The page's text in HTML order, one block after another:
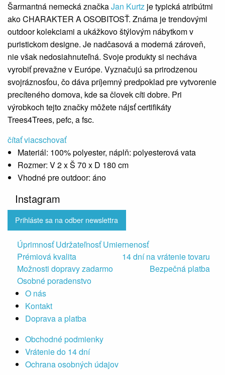
Šarmantná nemecká značkaJan Kurtz je typická atribútmi
ako CHARAKTER A OSOBITOSŤ. Známa je trendovými
outdoor kolekciami a ukážkovo štýlovým nábytkom v
puristickom designe. Je nadčasová a moderná zároveň,
nie však nedosiahnuteľná. Svoje produkty si necháva
vyrobiť prevažne v Európe. Vyznačujú sa prirodzenou
svojráznosťou, čo dáva príjemný predpoklad pre vytvorenie
precíteného domova, kde sa človek cíti dobre. Pri
výrobkoch tejto značky môžete nájsť certifikáty
Trees4Trees, pefc, a fsc.
čítať viacschovať
Materiál: 100% polyester, náplň: polyesterová vata
Rozmer: V 2 x Š 70 x D 180 cm
Vhodné pre outdoor: áno
Instagram
Prihláste sa na odber newslettra
Úprimnosť Udržateľnosť Umiernenosť
Prémiová kvalita
14 dní na vrátenie tovaru
Možnosti dopravy zadarmo
Bezpečná platba
Osobné poradenstvo
O nás
Kontakt
Doprava a platba
Obchodné podmienky
Vrátenie do 14 dní
Ochrana osobných údajov